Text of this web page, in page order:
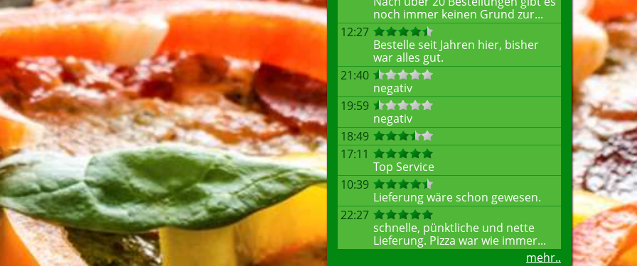
noch immer keinen Grund zur...
12:27
Bestelle seit Jahren hier, bisher
war alles gut.
21:40
negativ
19:59
negativ
18:49
17:11
Top Service
10:39
Lieferung wäre schon gewesen.
22:27
schnelle, pünktliche und nette
Lieferung. Pizza war wie immer...
mehr..